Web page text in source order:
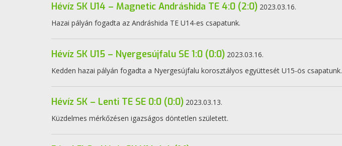
Hévíz SK U14 – Magnetic Andráshida TE 4:0 (2:0) 2023.03.16.
Hazai pályán fogadta az Andráshida TE U14-es csapatunk.
Hévíz SK U15 – Nyergesújfalu SE 1:0 (0:0) 2023.03.16.
Kedden hazai pályán fogadta a Nyergesújfalu korosztályos együttesét U15-ös csapatunk.
Hévíz SK – Lenti TE SE 0:0 (0:0) 2023.03.13.
Küzdelmes mérkőzésen igazságos döntetlen született.